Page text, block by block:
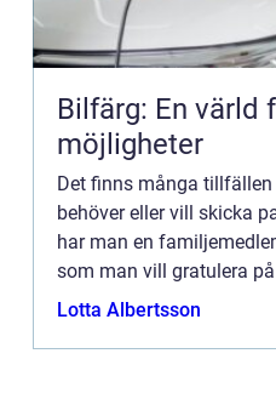
Bilfärg: En värld
möjligheter
Det finns många
behöver eller vill skicka
har man en
som man vill gratulera
har man en nära v&aum...
Lotta Albertsson